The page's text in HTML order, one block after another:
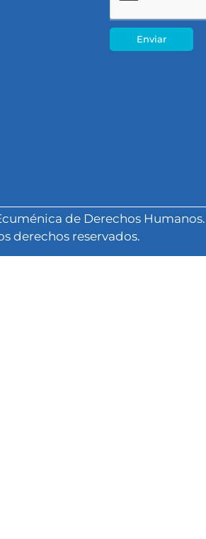
Enviar
de Derechos Humanos.
derechos reservados.